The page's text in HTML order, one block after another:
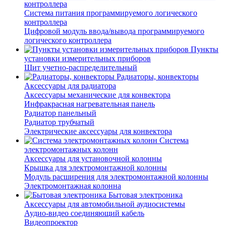
контроллера
Система питания программируемого логического
контроллера
Цифровой модуль ввода/вывода программируемого
логического контроллера
Пункты
установки измерительных приборов
Щит учетно-распределительный
Радиаторы, конвекторы
Аксессуары для радиатора
Аксессуары механические для конвектора
Инфракрасная нагревательная панель
Радиатор панельный
Радиатор трубчатый
Электрические аксессуары для конвектора
Система
электромонтажных колонн
Аксессуары для установочной колонны
Крышка для электромонтажной колонны
Модуль расширения для электромонтажной колонны
Электромонтажная колонна
Бытовая электроника
Аксессуары для автомобильной аудиосистемы
Аудио-видео соединяющий кабель
Видеопроектор